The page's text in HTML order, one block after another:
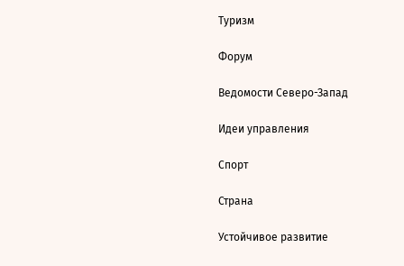
Туризм
Форум
Ведомости Северо-Запад
Идеи управления
Спорт
Страна
Устойчивое развитие